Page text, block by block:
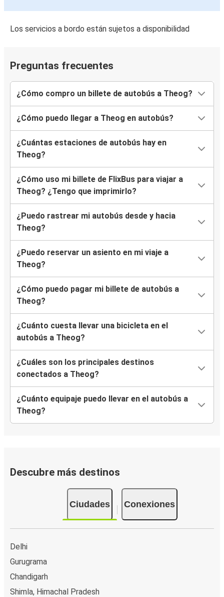
Los servicios a bordo están sujetos a disponibilidad
Preguntas frecuentes
¿Cómo compro un billete de autobús a Theog?
¿Cómo puedo llegar a Theog en autobús?
¿Cuántas estaciones de autobús hay en
Theog?
¿Cómo uso mi billete de FlixBus para viajar a
Theog? ¿Tengo que imprimirlo?
¿Puedo rastrear mi autobús desde y hacia
Theog?
¿Puedo reservar un asiento en mi viaje a
Theog?
¿Cómo puedo pagar mi billete de autobús a
Theog?
¿Cuánto cuesta llevar una bicicleta en el
autobús a Theog?
¿Cuáles son los principales destinos
conectados a Theog?
¿Cuánto equipaje puedo llevar en el autobús a
Theog?
Descubre más destinos
Ciudades Conexiones
Delhi
Gurugrama
Chandigarh
Shimla, Himachal Pradesh